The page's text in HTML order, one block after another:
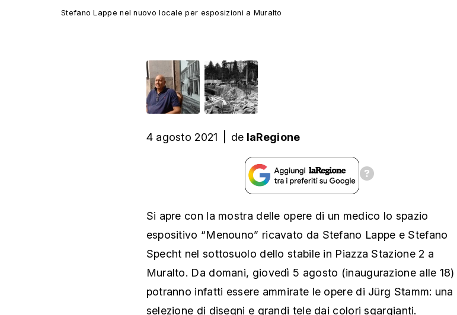
Stefano Lappe nel nuovo locale per esposizioni a Muralto
4 agosto 2021 de laRegione
Si apre con la mostra delle opere di un medico lo spazio
espositivo “Menouno” ricavato da Stefano Lappe e Stefano
Specht nel sottosuolo dello stabile in Piazza Stazione 2 a
Muralto. Da domani, giovedì 5 agosto (inaugurazione alle 18)
potranno infatti essere ammirate le opere di Jürg Stamm: una
selezione di disegni e grandi tele dai colori sgargianti.